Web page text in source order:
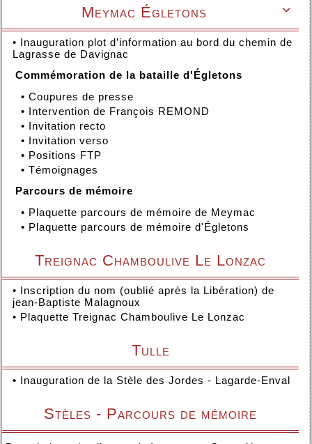

Meymac Égletons
• Inauguration plot d’information au bord du chemin de
Lagrasse de Davignac
Commémoration de la bataille d'Égletons
• Coupures de presse
• Intervention de François REMOND
• Invitation recto
• Invitation verso
• Positions FTP
• Témoignages
Parcours de mémoire
• Plaquette parcours de mémoire de Meymac
• Plaquette parcours de mémoire d'Égletons
Treignac Chamboulive Le Lonzac
• Inscription du nom (oublié après la Libération) de
jean-Baptiste Malagnoux
• Plaquette Treignac Chamboulive Le Lonzac
Tulle
• Inauguration de la Stèle des Jordes - Lagarde-Enval
Stèles - Parcours de mémoire